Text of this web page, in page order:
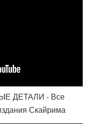
ДЕТАЛИ - Все
Скайрима